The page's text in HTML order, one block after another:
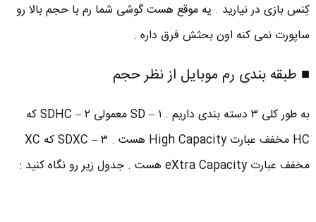
کِنس بازی در نیارید . یه موقع هست گوشی شما رم با حجم بالا رو
ساپورت نمی کنه اون بحثش فرق داره .
■ طبقه بندی رم موبایل از نظر حجم
به طور کلی ۳ دسته بندی داریم . ۱ – SD معمولی ۲ – SDHC که
HC مخفف عبارت High Capacity هست . ۳ – SDXC که XC
مخفف عبارت eXtra Capacity هست . جدول زیر رو نگاه کنید :